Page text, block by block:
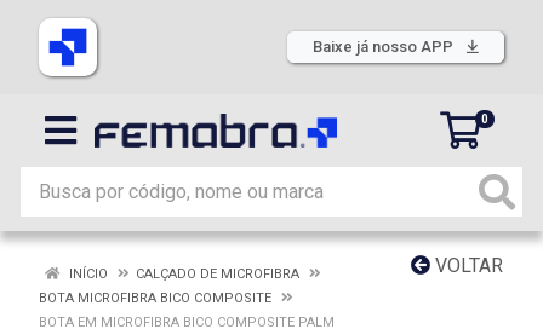
Baixe já nosso APP
0
VOLTAR
INÍCIO
CALÇADO DE MICROFIBRA
BOTA MICROFIBRA BICO COMPOSITE
BOTA EM MICROFIBRA BICO COMPOSITE PALM